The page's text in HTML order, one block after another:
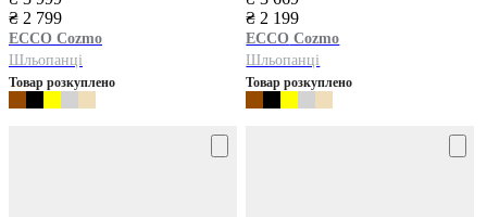
₴ 2 799
ECCO Cozmo
Шльопанці
Товар розкуплено
₴ 2 199
ECCO Cozmo
Шльопанці
Товар розкуплено